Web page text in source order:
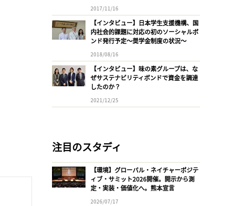
2017/11/16
【インタビュー】日本学生支援機構、国
内社会的課題に対応の初のソーシャルボ
ンド発行予定〜奨学金制度の状況〜
2018/08/16
【インタビュー】味の素グループは、な
ぜサステナビリティボンドで資金を調達
したのか？
2021/12/25
注目のスタディ
【環境】グローバル・ネイチャーポジテ
ィブ・サミット2026開催。開示から測
定・実装・価値化へ。熊本宣言
2026/07/17